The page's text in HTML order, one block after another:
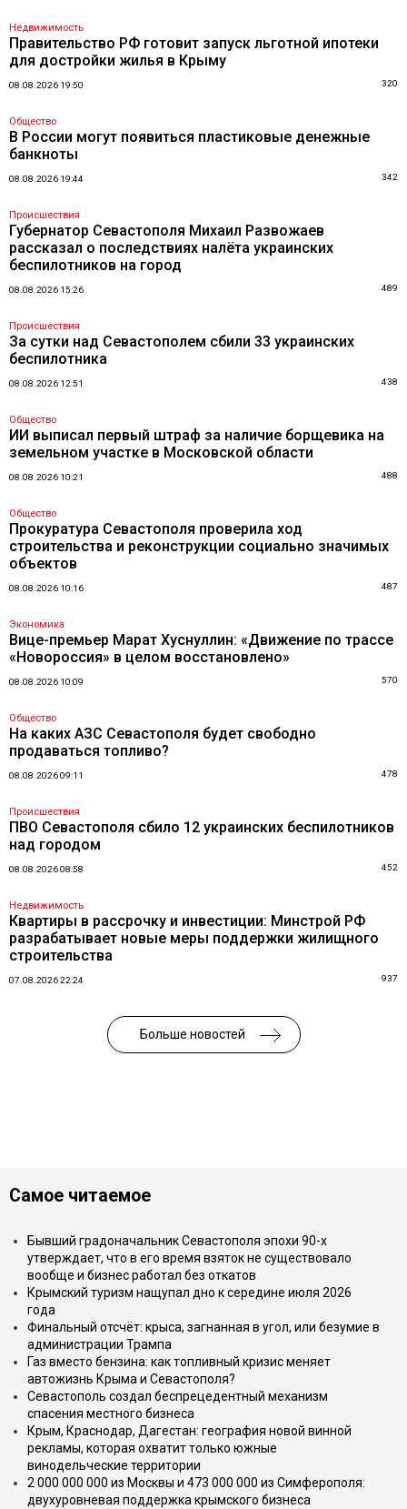
Недвижимость
Правительство РФ готовит запуск льготной ипотеки
для достройки жилья в Крыму
08.08.2026 19:50 320
Общество
В России могут появиться пластиковые денежные
банкноты
08.08.2026 19:44 342
Происшествия
Губернатор Севастополя Михаил Развожаев
рассказал о последствиях налёта украинских
беспилотников на город
08.08.2026 15:26 489
Происшествия
За сутки над Севастополем сбили 33 украинских
беспилотника
08.08.2026 12:51 438
Общество
ИИ выписал первый штраф за наличие борщевика на
земельном участке в Московской области
08.08.2026 10:21 488
Общество
Прокуратура Севастополя проверила ход
строительства и реконструкции социально значимых
объектов
08.08.2026 10:16 487
Экономика
Вице-премьер Марат Хуснуллин: «Движение по трассе
«Новороссия» в целом восстановлено»
08.08.2026 10:09 570
Общество
На каких АЗС Севастополя будет свободно
продаваться топливо?
08.08.2026 09:11 478
Происшествия
ПВО Севастополя сбило 12 украинских беспилотников
над городом
08.08.2026 08:58 452
Недвижимость
Квартиры в рассрочку и инвестиции: Минстрой РФ
разрабатывает новые меры поддержки жилищного
строительства
07.08.2026 22:24 937
Больше новостей
Самое читаемое
Бывший градоначальник Севастополя эпохи 90-х
утверждает, что в его время взяток не существовало
вообще и бизнес работал без откатов
Крымский туризм нащупал дно к середине июля 2026
года
Финальный отсчёт: крыса, загнанная в угол, или безумие в
администрации Трампа
Газ вместо бензина: как топливный кризис меняет
автожизнь Крыма и Севастополя?
Севастополь создал беспрецедентный механизм
спасения местного бизнеса
Крым, Краснодар, Дагестан: география новой винной
рекламы, которая охватит только южные
винодельческие территории
2 000 000 000 из Москвы и 473 000 000 из Симферополя:
двухуровневая поддержка крымского бизнеса